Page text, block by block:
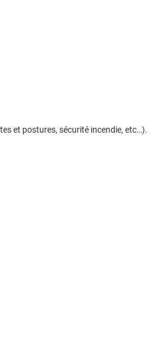
et postures, sécurité incendie, etc…).